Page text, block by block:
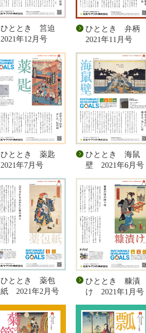
ひととき 筥迫
2021年12月号
ひととき 弁柄
2021年11月号
ひととき 薬匙
2021年7月号
ひととき 海鼠
壁 2021年6月号
ひととき 薬包
紙 2021年2月号
ひととき 糠漬
け 2021年1月号